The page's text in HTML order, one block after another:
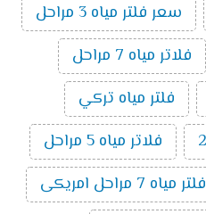
سعر فلتر مياه 3 مراحل
فلاتر مياه 7 مراحل
فلتر مياه تركي
فلاتر مياه 5 مراحل
فلتر مياه 7 مراحل امريكى